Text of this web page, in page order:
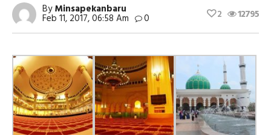
ByMinsapekanbaru
Feb 11, 2017, 06:58 Am 0 12795
2